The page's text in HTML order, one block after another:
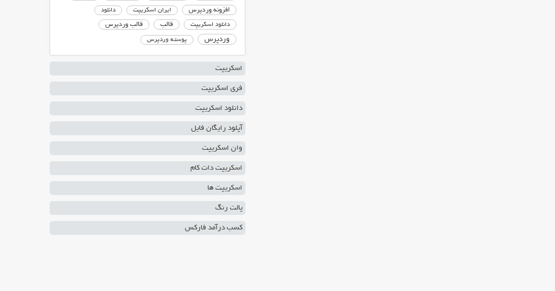
افزونه وردپرس
ایران اسکریپت دانلود
دانلود اسکریپت قالب قالب وردپرس
وردپرس پوسته وردپرس
اسکریپت
فری اسکریپت
دانلود اسکریپت
آپلود رایگان فایل
وان اسکریپت
اسکریپت دات کام
اسکریپت ها
پالت رنگ
کسب درآمد فارکس